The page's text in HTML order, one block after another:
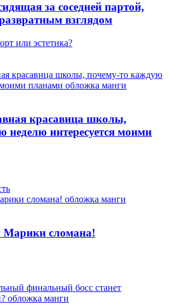
за соседней партой,
взглядом
или эстетика?
красавица школы,
неделю интересуется моими
сломана!